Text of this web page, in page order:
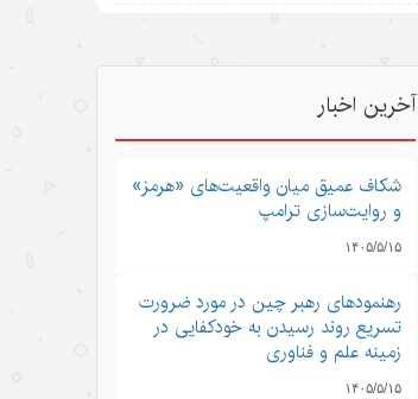
آخرین اخبار
شکاف عمیق میان واقعیت‌های «هرمز»
و روایت‌سازی ترامپ
۱۴۰۵/۵/۱۵
رهنمودهای رهبر چین در مورد ضرورت
تسریع روند رسیدن به خودکفایی در
زمینه علم و فناوری
۱۴۰۵/۵/۱۵